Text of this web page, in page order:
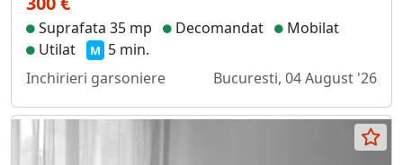
Suprafata 35 mp Decomandat
Mobilat
Utilat
M 5 min.
Inchirieri garsoniere
Bucuresti, 04 August '26